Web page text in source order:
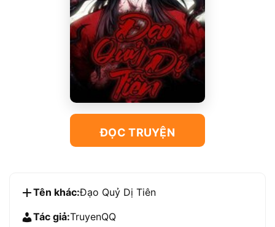
ĐỌC TRUYỆN
Tên khác:Đạo Quỷ Dị Tiên
Tác giả:TruyenQQ